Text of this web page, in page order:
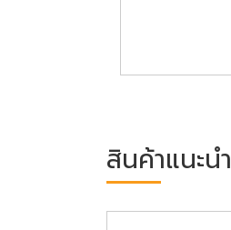
สินค้าแนะนำ